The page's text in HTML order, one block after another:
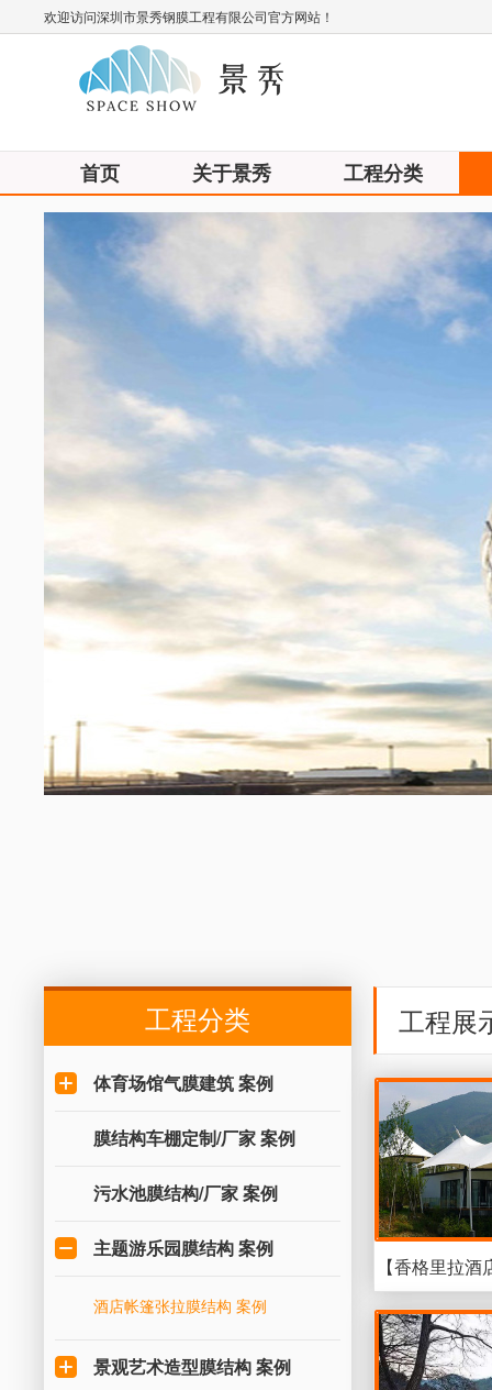
欢迎访问深圳市景秀钢膜工程有限公司官方网站！
首页 关于景秀 工程分类
工程分类
体育场馆气膜建筑 案例
膜结构车棚定制/厂家 案例
污水池膜结构/厂家 案例
主题游乐园膜结构 案例
酒店帐篷张拉膜结构 案例
景观艺术造型膜结构 案例
工程展
【香格里拉